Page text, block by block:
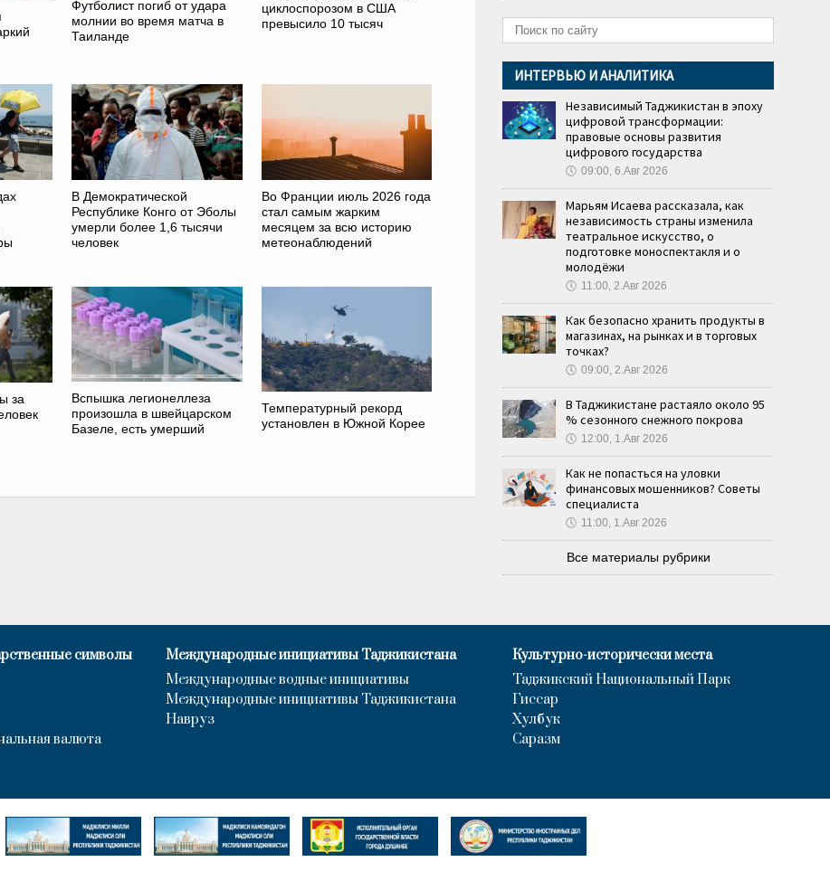
Футболист погиб от удара
молнии во время матча в
Таиланде
циклоспорозом в США
превысило 10 тысяч
В Демократической
Республике Конго от Эболы
умерли более 1,6 тысячи
человек
Во Франции июль 2026 года
стал самым жарким
месяцем за всю историю
метеонаблюдений
за
Вспышка легионеллеза
произошла в швейцарском
Базеле, есть умерший
Температурный рекорд
установлен в Южной Корее
ИНТЕРВЬЮ И АНАЛИТИКА
Независимый Таджикистан в эпоху
цифровой трансформации:
правовые основы развития
цифрового государства
🕔 09:00, 6.Авг 2026
Марьям Исаева рассказала, как
независимость страны изменила
театральное искусство, о
подготовке моноспектакля и о
молодёжи
🕔 11:00, 2.Авг 2026
Как безопасно хранить продукты в
магазинах, на рынках и в торговых
точках?
🕔 09:00, 2.Авг 2026
В Таджикистане растаяло около 95
% сезонного снежного покрова
🕔 12:00, 1.Авг 2026
Как не попасться на уловки
финансовых мошенников? Советы
специалиста
🕔 11:00, 1.Авг 2026
Все материалы рубрики
символы
валюта
Международные инициативы Таджикистана
Международные водные инициативы
Международные инициативы Таджикистана
Навруз
Культурно-исторически места
Таджикский Национальный Парк
Гиссар
Хулбук
Саразм